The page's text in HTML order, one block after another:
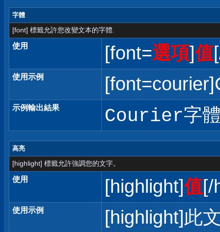
字體
[font] 標籤允許您改變文本的字體.
使用 [font=選項]值
使用示例
示例輸出結果 Courier字
高亮
[highlight] 標籤允許強調您的文字。
使用 [highlight]值[/
使用示例 [highlight]此